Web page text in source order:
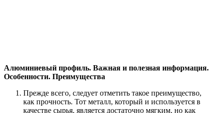
Алюминиевый профиль. Важная и полезная информация.
Особенности. Преимущества
Прежде всего, следует отметить такое преимущество,
как прочность. Тот металл, который и используется в
качестве сырья, является достаточно мягким, но как